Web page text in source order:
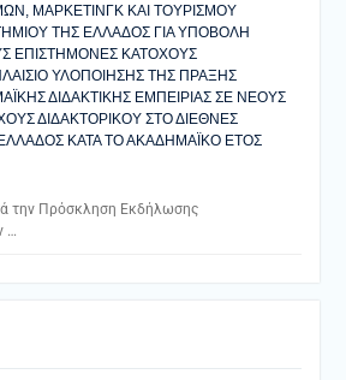
ΜΑΡΚΕΤΙΝΓΚ ΚΑΙ ΤΟΥΡΙΣΜΟΥ
ΤΗΣ ΕΛΛΑΔΟΣ ΓΙΑ ΥΠΟΒΟΛΗ
ΕΠΙΣΤΗΜΟΝΕΣ ΚΑΤΟΧΟΥΣ
ΥΛΟΠΟΙΗΣΗΣ ΤΗΣ ΠΡΑΞΗΣ
ΔΙΔΑΚΤΙΚΗΣ ΕΜΠΕΙΡΙΑΣ ΣΕ ΝΕΟΥΣ
ΔΙΔΑΚΤΟΡΙΚΟΥ ΣΤΟ ΔΙΕΘΝΕΣ
ΚΑΤΑ ΤΟ ΑΚΑΔΗΜΑΪΚΟ ΕΤΟΣ
την Πρόσκληση Εκδήλωσης
…